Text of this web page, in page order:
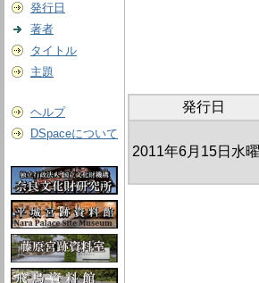
発行日
著者
タイトル
主題
ヘルプ
DSpaceについて
発行日
2011年6月15日水